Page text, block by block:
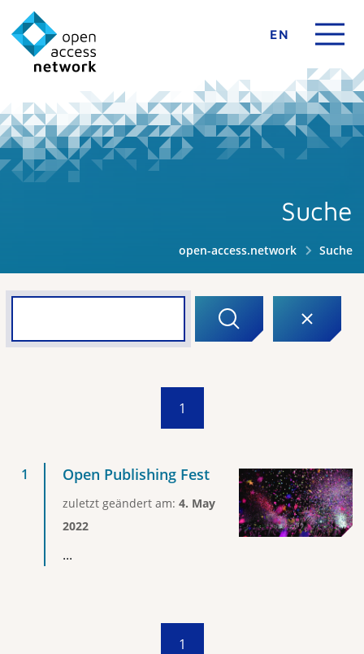
EN
Suche
open-access.network Suche
1
Open Publishing Fest
zuletzt geändert am: 4. May
2022
...
1